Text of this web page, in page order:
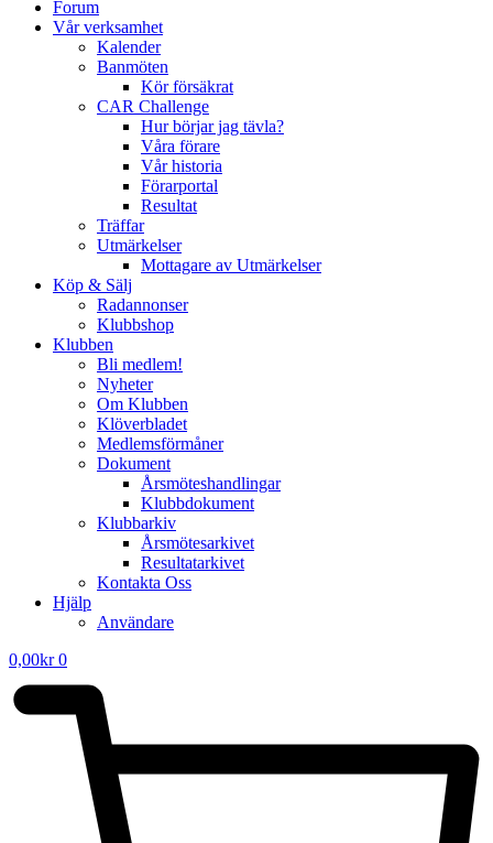
Forum
Vår verksamhet
Kalender
Banmöten
Kör försäkrat
CAR Challenge
Hur börjar jag tävla?
Våra förare
Vår historia
Förarportal
Resultat
Träffar
Utmärkelser
Mottagare av Utmärkelser
Köp & Sälj
Radannonser
Klubbshop
Klubben
Bli medlem!
Nyheter
Om Klubben
Klöverbladet
Medlemsförmåner
Dokument
Årsmöteshandlingar
Klubbdokument
Klubbarkiv
Årsmötesarkivet
Resultatarkivet
Kontakta Oss
Hjälp
Användare
0,00kr 0